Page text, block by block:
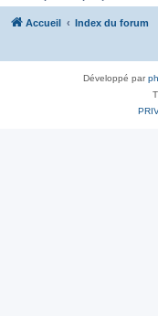
Accueil Index du forum
Développé par